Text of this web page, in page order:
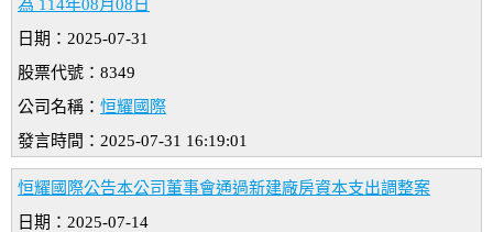
為 114年08月08日
日期：2025-07-31
股票代號：8349
公司名稱： 恒耀國際
發言時間：2025-07-31 16:19:01
恒耀國際公告本公司董事會通過新建廠房資本支出調整案
日期：2025-07-14